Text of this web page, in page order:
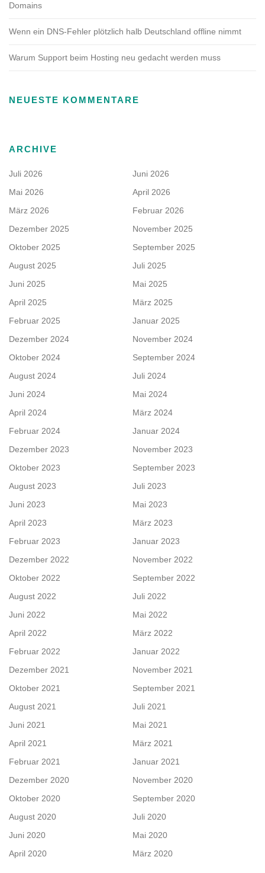
Domains
Wenn ein DNS-Fehler plötzlich halb Deutschland offline nimmt
Warum Support beim Hosting neu gedacht werden muss
NEUESTE KOMMENTARE
ARCHIVE
Juli 2026
Juni 2026
Mai 2026
April 2026
März 2026
Februar 2026
Dezember 2025
November 2025
Oktober 2025
September 2025
August 2025
Juli 2025
Juni 2025
Mai 2025
April 2025
März 2025
Februar 2025
Januar 2025
Dezember 2024
November 2024
Oktober 2024
September 2024
August 2024
Juli 2024
Juni 2024
Mai 2024
April 2024
März 2024
Februar 2024
Januar 2024
Dezember 2023
November 2023
Oktober 2023
September 2023
August 2023
Juli 2023
Juni 2023
Mai 2023
April 2023
März 2023
Februar 2023
Januar 2023
Dezember 2022
November 2022
Oktober 2022
September 2022
August 2022
Juli 2022
Juni 2022
Mai 2022
April 2022
März 2022
Februar 2022
Januar 2022
Dezember 2021
November 2021
Oktober 2021
September 2021
August 2021
Juli 2021
Juni 2021
Mai 2021
April 2021
März 2021
Februar 2021
Januar 2021
Dezember 2020
November 2020
Oktober 2020
September 2020
August 2020
Juli 2020
Juni 2020
Mai 2020
April 2020
März 2020